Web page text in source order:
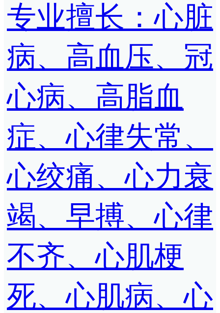
专业擅长：心脏
病、高血压、冠
心病、高脂血
症、心律失常、
心绞痛、心力衰
竭、早搏、心律
不齐、心肌梗
死、心肌病、心